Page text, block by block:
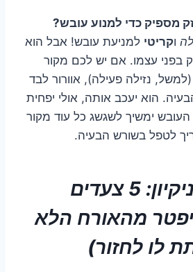
מספיק כדי למנוע עובש?
וקריטי למניעת עובש! אבל הוא
בפני עצמו. אם יש לכם מקור
נזילה פעילה), אוורור לבד
הוא יעכב אותה, אולי יפחית
ימשיך לשגשג כל עוד מקור
לטפל בשורש הבעיה.
הקרב על הניקיון: 5 צעדים
מהאורח הלא
לו לחזור)